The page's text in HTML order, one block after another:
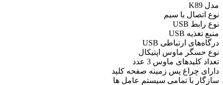
مدل K89
نوع اتصال با سیم
نوع رابط USB
منبع تغذیه USB
درگاه‌های ارتباطی USB
نوع حسگر ماوس اپتیکال
تعداد کلیدهای ماوس 3 عدد
دارای چراغ‌ پس زمینه صفحه کلید
سازگار با تمامی سیستم عامل ها